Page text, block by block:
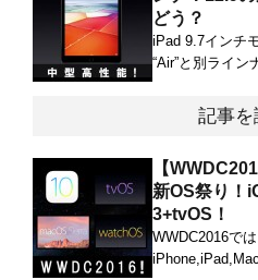
どう？
iPad 9.7インチ
“Air”と別ライン
記事を
【
新OS祭り！
3+tvOS！
WWDC2016で